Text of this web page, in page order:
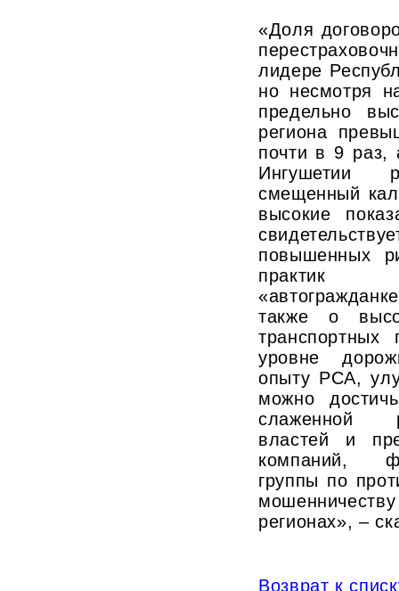
«Доля
лидере
но несмотря
предельно
региона
почти в 9 раз,
Ингушетии
смещенный
высокие
повышенных
практик
также о
транспортных
уровне
опыту РСА,
можно
слаженной
властей и
компаний,
группы по
регионах», –
Возврат к